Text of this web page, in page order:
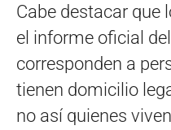
Cabe destacar que
el informe oficial
corresponden a
tienen domicilio
no así quienes